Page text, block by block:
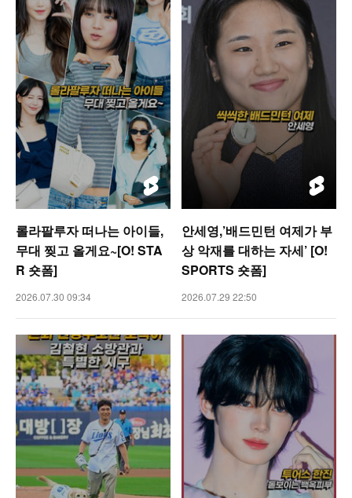
롤라팔루자 떠나는 아이들,
무대 찢고 올게요~[O! STA
R 숏폼]
2026.07.30 09:34
안세영,’배드민턴 여제가 부
상 악재를 대하는 자세’ [O!
SPORTS 숏폼]
2026.07.29 22:50